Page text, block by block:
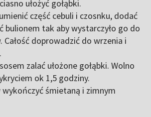
ułożyć gołąbki.
część cebuli i czosnku, dodać
bulionem tak aby wystarczyło go do
Całość doprowadzić do wrzenia i
zalać ułożone gołąbki. Wolno
ok 1,5 godziny.
wykończyć śmietaną i zimnym